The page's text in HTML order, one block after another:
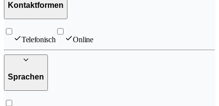
Kontaktformen
Telefonisch Online
Sprachen